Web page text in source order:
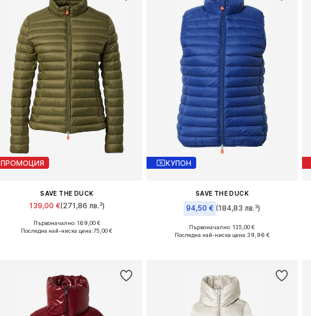
ПРОМОЦИЯ
SAVE THE DUCK
139,00 €(271,86 лв.³)
+2
Предлага се в много размери
Първоначално: 169,00 €
Последна най-ниска цена:75,00 €
КУПОН
SAVE THE DUCK
94,50 € (184,83 лв.³)
+2
Налични размери: S, M
Първоначално: 135,00 €
Последна най-ниска цена:39,96 €